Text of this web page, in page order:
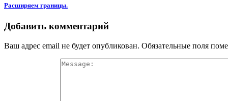
Расширяем границы.
Добавить комментарий
Ваш адрес email не будет опубликован. Обязательные поля